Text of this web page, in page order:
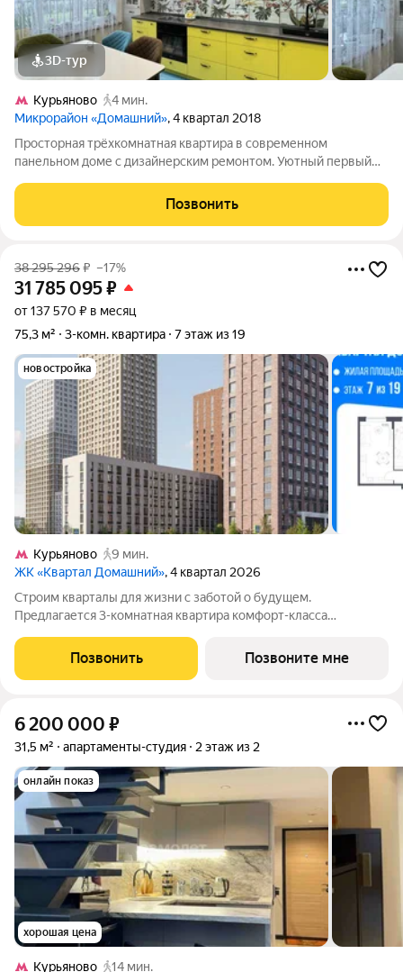
3D-тур
Курьяново
4 мин.
Микрорайон «Домашний», 4 квартал 2018
Просторная трёхкомнатная квартира в современном
панельном доме с дизайнерским ремонтом. Уютный первый
КВАРТИРЕ Продаётся просторная трёхкомнатная квартира
площадью 88 квадратных метров на первом
Позвонить
38 295 296₽ –17%
31 785 095₽
от 137 570 ₽ в месяц
75,3 м²
3-комн. квартира 7 этаж из 19
новостройка
Курьяново
9 мин.
ЖК «Квартал Домашний», 4 квартал 2026
Строим кварталы для жизни с заботой о будущем.
Предлагается 3-комнатная квартира комфорт-класса
этаже, в жилом комплексе "Квартал Домашний".Застройщик
сдает квартиры с отделкой в нескольких
Позвонить Позвоните мне
6 200 000 ₽
31,5 м² апартаменты-студия 2 этаж из 2
онлайн показ
хорошая цена
Курьяново 14 мин.